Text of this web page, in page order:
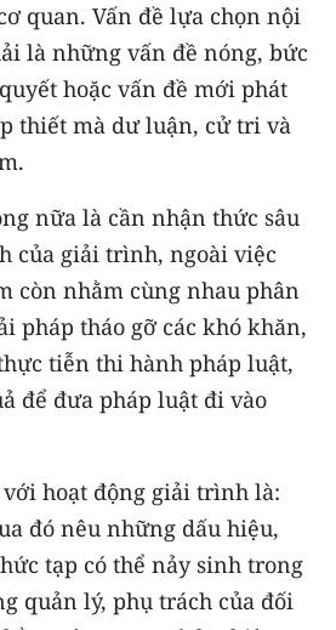
Chí Minh
quan. Vấn đề lựa chọn nội
là những vấn đề nóng, bức
hoặc vấn đề mới phát
thiết mà dư luận, cử tri và
nữa là cần nhận thức sâu
của giải trình, ngoài việc
còn nhằm cùng nhau phân
pháp tháo gỡ các khó khăn,
tiễn thi hành pháp luật,
để đưa pháp luật đi vào
với hoạt động giải trình là:
đó nêu những dấu hiệu,
tạp có thể nảy sinh trong
quản lý, phụ trách của đối